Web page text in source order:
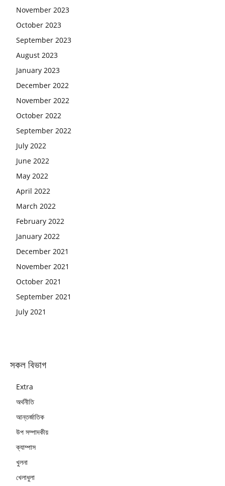
November 2023
October 2023
September 2023
August 2023
January 2023
December 2022
November 2022
October 2022
September 2022
July 2022
June 2022
May 2022
April 2022
March 2022
February 2022
January 2022
December 2021
November 2021
October 2021
September 2021
July 2021
সকল বিভাগ
Extra
অর্থনীতি
আন্তর্জাতিক
উপ সম্পাদকীয়
ক্যাম্পাস
খুলনা
খেলাধুলা